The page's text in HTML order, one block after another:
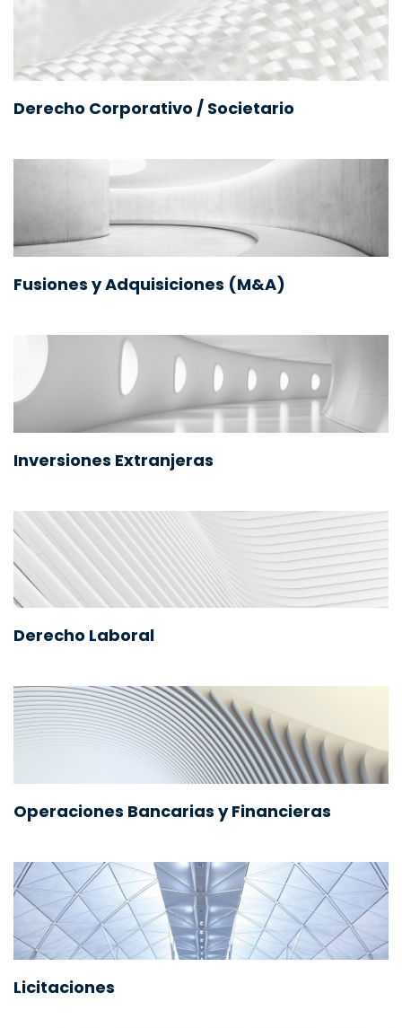
Derecho Corporativo / Societario
Fusiones y Adquisiciones (M&A)
Inversiones Extranjeras
Derecho Laboral
Operaciones Bancarias y Financieras
Licitaciones